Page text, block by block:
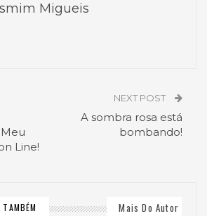
Migueis
Line!
NEXT POST
A sombra rosa está
bombando!
Mais Do Autor